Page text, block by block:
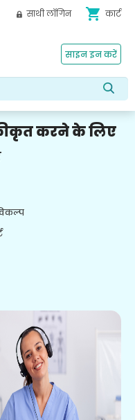
साथी लॉगिन shopping_cart कार्ट
साइन इन करें
करने के लिए